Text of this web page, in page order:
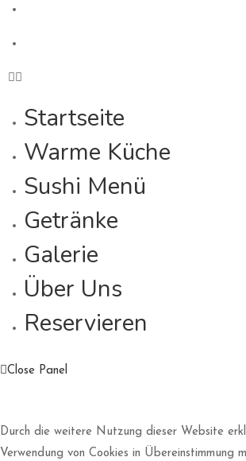
Startseite
Warme Küche
Sushi Menü
Getränke
Galerie
Über Uns
Reservieren
Close Panel
Durch die weitere Nutzung dieser Website
Verwendung von Cookies in Übereinstimmung